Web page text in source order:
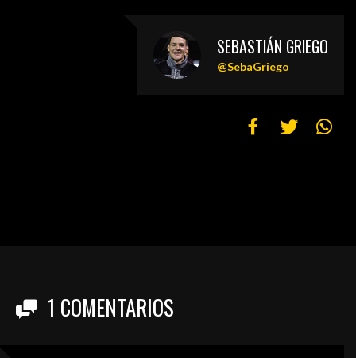
SEBASTIÁN GRIEGO
@SebaGriego
1 COMENTARIOS